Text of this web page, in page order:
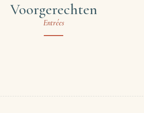
Voorgerechten
Entrées